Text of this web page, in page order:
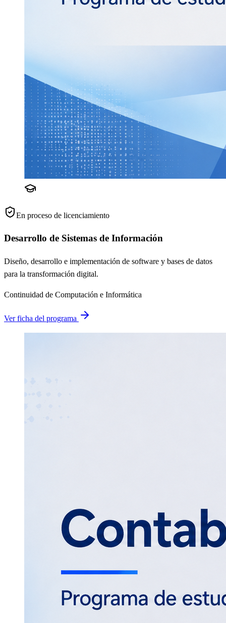
En proceso de licenciamiento
Desarrollo de Sistemas de Información
Diseño, desarrollo e implementación de software y bases de datos
para la transformación digital.
Continuidad de Computación e Informática
Ver ficha del programa